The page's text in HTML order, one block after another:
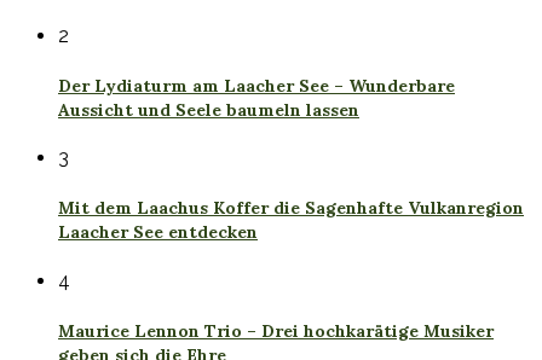
2
Der Lydiaturm am Laacher See – Wunderbare
Aussicht und Seele baumeln lassen
3
Mit dem Laachus Koffer die Sagenhafte Vulkanregion
Laacher See entdecken
4
Maurice Lennon Trio – Drei hochkarätige Musiker
geben sich die Ehre